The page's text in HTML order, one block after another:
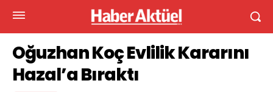
Oğuzhan Koç Evlilik Kararını
Hazal’a Bıraktı